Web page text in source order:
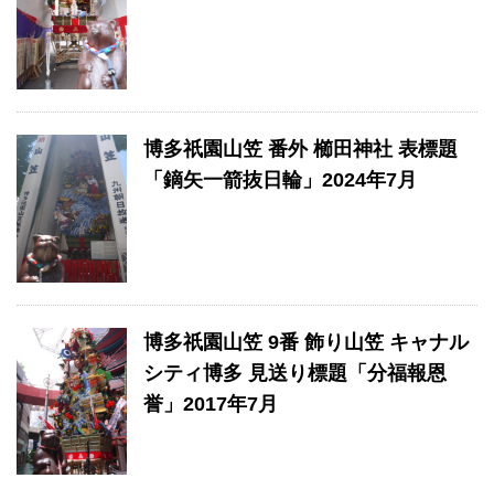
博多祇園山笠 番外 櫛田神社 表標題
「鏑矢一箭抜日輪」2024年7月
博多祇園山笠 9番 飾り山笠 キャナル
シティ博多 見送り標題「分福報恩
誉」2017年7月